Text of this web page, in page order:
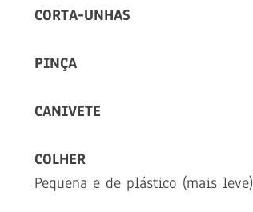
CORTA-UNHAS
PINÇA
CANIVETE
COLHER
Pequena e de plástico (mais leve)